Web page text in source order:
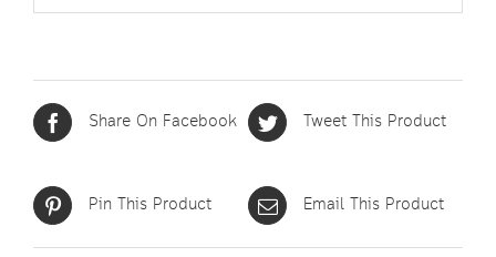
Share On Facebook Tweet This Product
Pin This Product Email This Product